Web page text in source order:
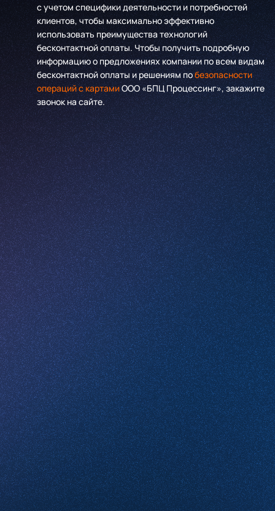
с учетом специфики деятельности и потребностей
клиентов, чтобы максимально эффективно
использовать преимущества технологий
бесконтактной оплаты. Чтобы получить подробную
информацию о предложениях компании по всем видам
бесконтактной оплаты и решениям побезопасности
операций с картамиООО «БПЦ Процессинг», закажите
звонок на сайте.
Имя *
Компания*
Телефон*
Проверочное слово*(Нажмите чтобы обновить)
Email
Какие услуги вас интересуют
Комментарий
Я принимаю условияПользовательского соглашения
и согласен сПолитикой конфиденциальности
Отправить